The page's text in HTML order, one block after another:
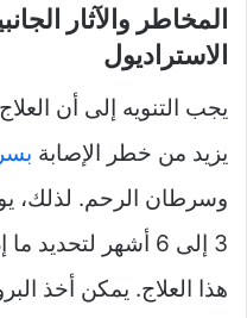
المخاطر والآثار
الاستراديول
يجب التنويه إلى أن
يزيد من خطر الإصابة
وسرطان الرحم.
3 إلى 6 أشهر
هذا العلاج. يمكن أخذ